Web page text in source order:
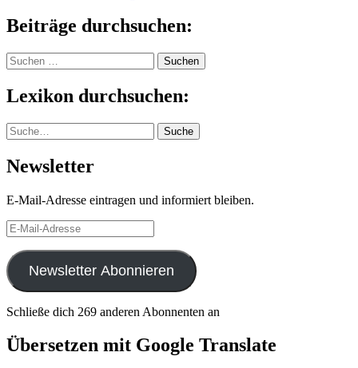
Beiträge durchsuchen:
Suchen
nach:
Lexikon durchsuchen:
Suche Suche
Newsletter
E-Mail-Adresse eintragen und informiert bleiben.
E-
Mail-
Adresse
Newsletter Abonnieren
Schließe dich 269 anderen Abonnenten an
Übersetzen mit Google Translate